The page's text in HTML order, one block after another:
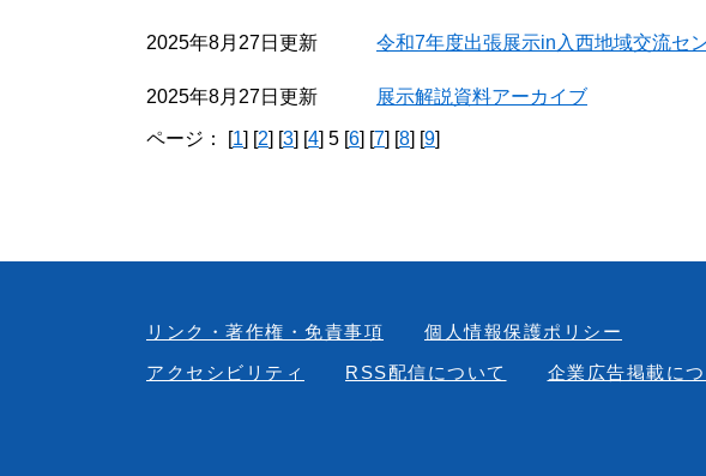
2025年8月27日更新 令和7年度出張展示in入西地域交流
2025年8月27日更新 展示解説資料アーカイブ
ページ： [1] [2] [3] [4] 5 [6] [7] [8] [9]
リンク・著作権・免責事項
個人情報保護ポリシー
アクセシビリティ
RSS配信について 企業広告掲載に